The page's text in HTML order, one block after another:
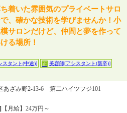
着いた雰囲気のプライベートサロ
、確かな技術を学びませんか！小
サロンだけど、仲間と夢を作って
る場所！
スタント(中途)] 正 美容師[アシスタント(新卒)]
あざみ野2-13-6 第二ハイツフジ101
【月給】24万円～